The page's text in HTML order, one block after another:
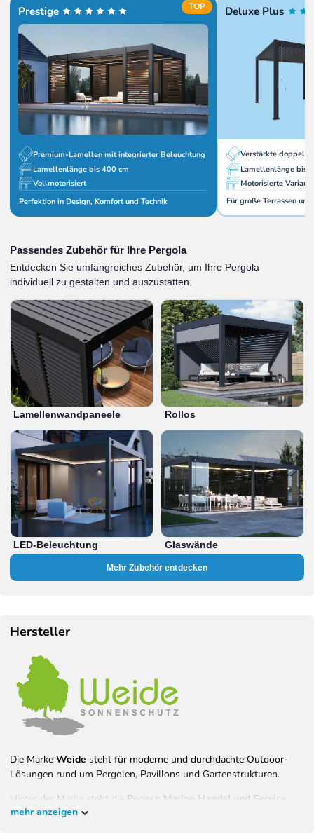
Prestige TOP
Premium-Lamellen mit integrierter Beleuchtung
Lamellenlänge bis 400 cm
Vollmotorisiert
Perfektion in Design, Komfort und Technik
Deluxe Plus
Verstärkte
Lamellenlänge bis
Motorisierte
Für große Terrassen
Passendes Zubehör für Ihre Pergola
Entdecken Sie umfangreiches Zubehör, um Ihre Pergola
individuell zu gestalten und auszustatten.
Lamellenwandpaneele Rollos
LED-Beleuchtung Glaswände
Mehr Zubehör entdecken
Hersteller
Die Marke Weide steht für moderne und durchdachte Outdoor-
Lösungen rund um Pergolen, Pavillons und Gartenstrukturen.
Hinter der Marke steht die Pegaso Marine Handel und Service
GmbH, ein inhabergeführtes Unternehmen mit Sitz in Langweid am
mehr anzeigen